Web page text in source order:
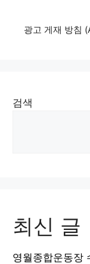
광고 게재 방침
검색
최신 글
영월종합운동장